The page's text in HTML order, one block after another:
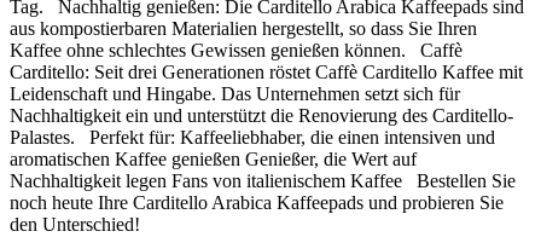
Tag. Nachhaltig genießen: Die Carditello Arabica Kaffeepads sind
aus kompostierbaren Materialien hergestellt, so dass Sie Ihren
Kaffee ohne schlechtes Gewissen genießen können. Caffè
Carditello: Seit drei Generationen röstet Caffè Carditello Kaffee mit
Leidenschaft und Hingabe. Das Unternehmen setzt sich für
Nachhaltigkeit ein und unterstützt die Renovierung des Carditello-
Palastes. Perfekt für: Kaffeeliebhaber, die einen intensiven und
aromatischen Kaffee genießen Genießer, die Wert auf
Nachhaltigkeit legen Fans von italienischem Kaffee Bestellen Sie
noch heute Ihre Carditello Arabica Kaffeepads und probieren Sie
den Unterschied!